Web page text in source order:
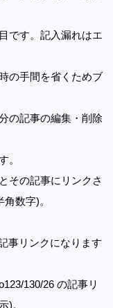
です。記入漏れはエ
の手間を省くためブ
の記事の編集・削除
。
その記事にリンクさ
数字)。
事リンクになります
130/26 の記事リ
)。